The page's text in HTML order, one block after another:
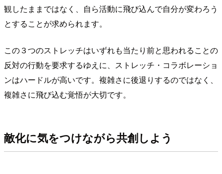
観したままではなく、自ら活動に飛び込んで自分が変わろう
とすることが求められます。
この３つのストレッチはいずれも当たり前と思われることの
反対の行動を要求するゆえに、ストレッチ・コラボレーショ
ンはハードルが高いです。複雑さに後退りするのではなく、
複雑さに飛び込む覚悟が大切です。
敵化に気をつけながら共創しよう